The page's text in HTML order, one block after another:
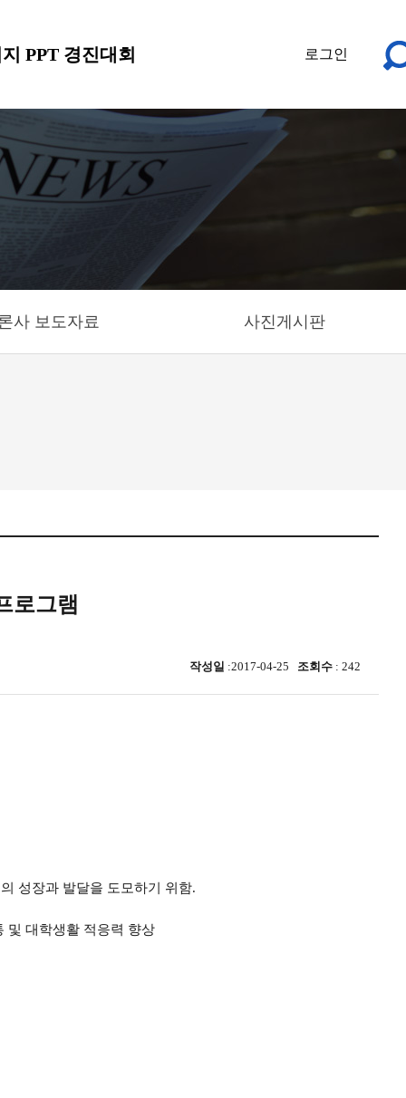
PPT 경진대회 로그인
사 보도자료 사진게시판
로그램
작성일 :2017-04-25 조회수 : 242
성장과 발달을 도모하기 위함.
및 대학생활 적응력 향상